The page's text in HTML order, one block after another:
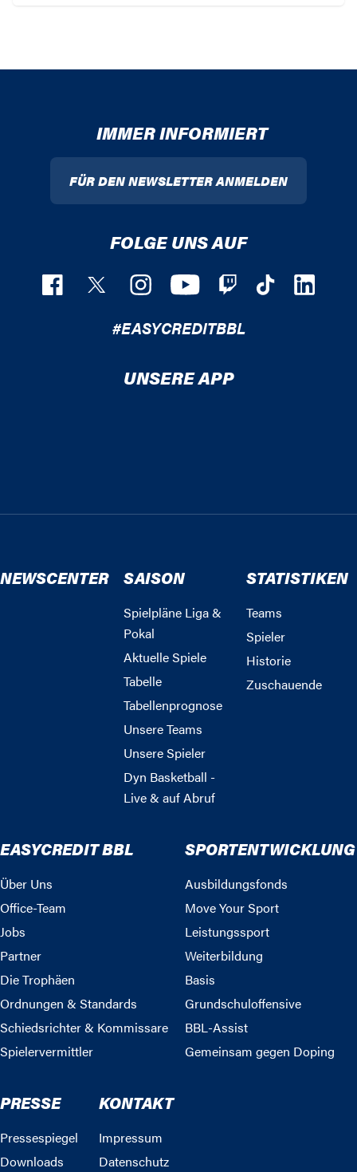
IMMER INFORMIERT
FÜR DEN NEWSLETTER ANMELDEN
FOLGE UNS AUF
#EASYCREDITBBL
UNSERE APP
NEWSCENTER SAISON
Spielpläne Liga &
Pokal
Aktuelle Spiele
Tabelle
Tabellenprognose
Unsere Teams
Unsere Spieler
Dyn Basketball -
Live & auf Abruf
STATISTIKEN
Teams
Spieler
Historie
Zuschauende
EASYCREDIT BBL
Über Uns
Office-Team
Jobs
Partner
Die Trophäen
Ordnungen & Standards
Schiedsrichter & Kommissare
Spielervermittler
SPORTENTWICKLUNG
Ausbildungsfonds
Move Your Sport
Leistungssport
Weiterbildung
Basis
Grundschuloffensive
BBL-Assist
Gemeinsam gegen Doping
PRESSE
Pressespiegel
Downloads
KONTAKT
Impressum
Datenschutz